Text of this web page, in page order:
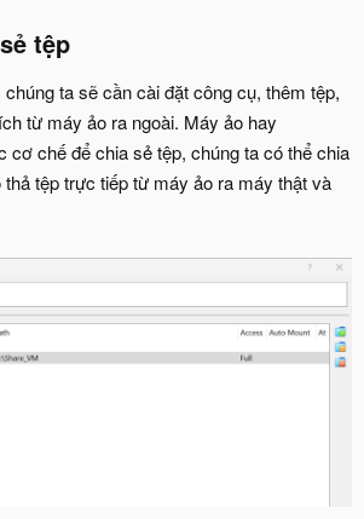
tệp
ta sẽ cần cài đặt công cụ, thêm tệp,
từ máy ảo ra ngoài. Máy ảo hay
cơ chế để chia sẻ tệp, chúng ta có thể chia
tệp trực tiếp từ máy ảo ra máy thật và